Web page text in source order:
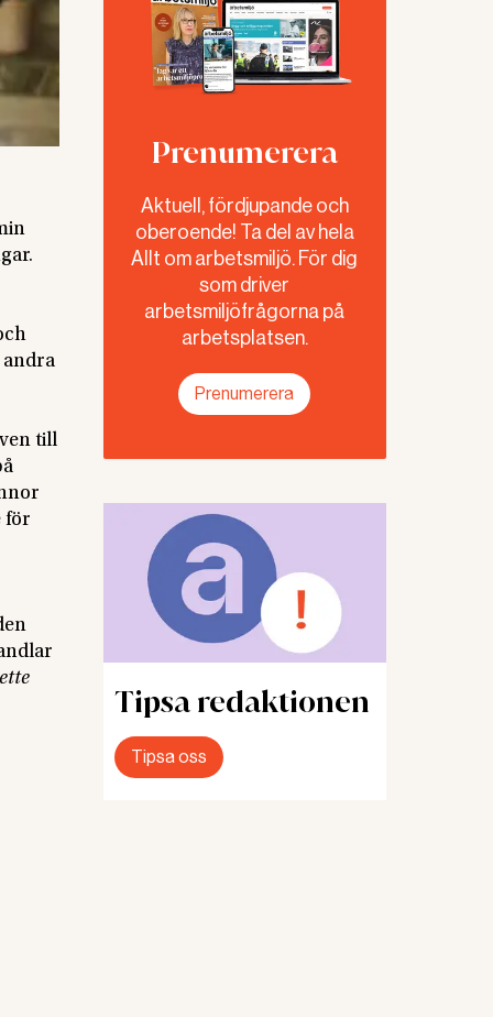
andra
till
för
Prenumerera
Aktuell, fördjupande och
oberoende! Ta del av hela
Allt om arbetsmiljö. För dig
som driver
arbetsmiljöfrågorna på
arbetsplatsen.
Prenumerera
Tipsa redaktionen
Tipsa oss